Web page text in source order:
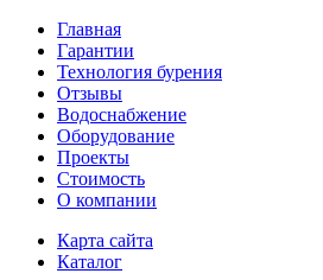
Главная
Гарантии
Технология бурения
Отзывы
Водоснабжение
Оборудование
Проекты
Стоимость
О компании
Карта сайта
Каталог